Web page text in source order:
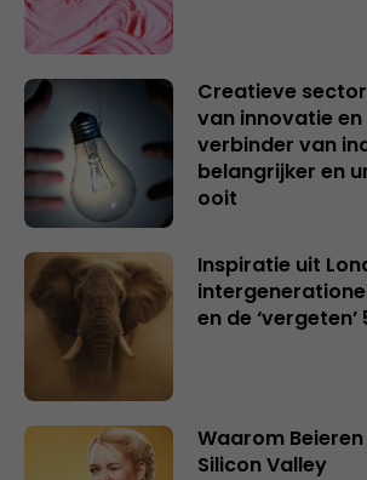
Creatieve
van innovatie
verbinder van
belangrijker en
ooit
Inspiratie uit
en de
Waarom
Silicon Valley